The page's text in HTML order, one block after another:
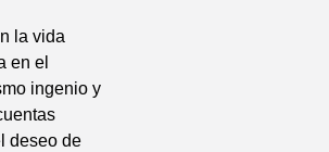
la vida
en el
ingenio y
deseo de